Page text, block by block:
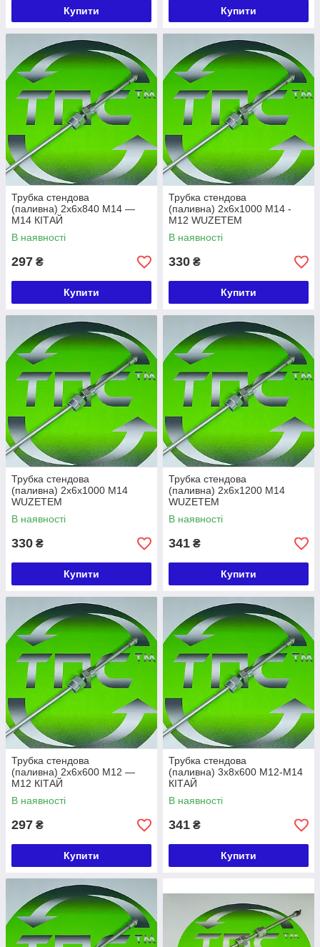
Купити Купити
Трубка стендова
(паливна) 2х6х840 М14 —
М14 КІТАЙ
В наявності
297 ₴
Купити
Трубка стендова
(паливна) 2х6х1000 М14 -
М12 WUZETEM
В наявності
330 ₴
Купити
Трубка стендова
(паливна) 2х6х1000 М14
WUZETEM
В наявності
330 ₴
Купити
Трубка стендова
(паливна) 2х6х1200 М14
WUZETEM
В наявності
341 ₴
Купити
Трубка стендова
(паливна) 2х6х600 М12 —
М12 КІТАЙ
В наявності
297 ₴
Купити
Трубка стендова
(паливна) 3х8х600 М12-М14
КІТАЙ
В наявності
341 ₴
Купити